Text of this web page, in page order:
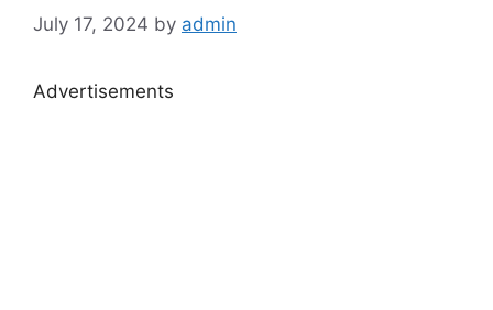
July 17, 2024 by admin
Advertisements